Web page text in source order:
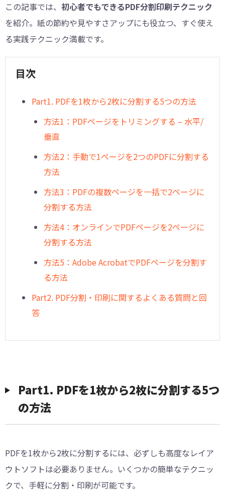
この記事では、 初心者でもできるPDF分割印刷テクニック
を紹介。紙の節約や見やすさアップにも役立つ、すぐ使え
る実践テクニック満載です。
目次
Part1. PDFを1枚から2枚に分割する5つの方法
方法1：PDFページをトリミングする – 水平/
垂直
方法2：手動で1ページを2つのPDFに分割する
方法
方法3：PDFの複数ページを一括で2ページに
分割する方法
方法4：オンラインでPDFページを2ページに
分割する方法
方法5：Adobe AcrobatでPDFページを分割す
る方法
Part2. PDF分割・印刷に関するよくある質問と回
答
Part1. PDFを1枚から2枚に分割する5つ
の方法
PDFを1枚から2枚に分割するには、必ずしも高度なレイア
ウトソフトは必要ありません。いくつかの簡単なテクニッ
クで、手軽に分割・印刷が可能です。